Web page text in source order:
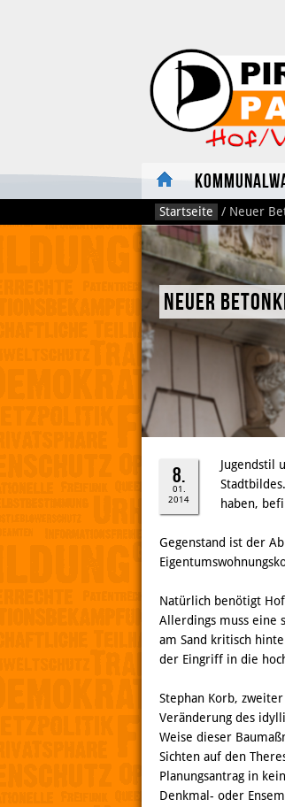
Startseite / Neuer
Neuer
8.
01.
2014
Jugendstil
haben,
Gegenstand ist der
Natürlich benötigt
Allerdings muss eine
am Sand kritisch
der Eingriff in die
Stephan Korb,
Veränderung des
Weise dieser
Sichten auf den
Planungsantrag in
Denkmal- oder